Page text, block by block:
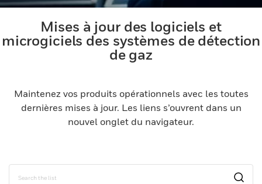
Mises à jour des logiciels et
microgiciels des systèmes de détection
de gaz
Maintenez vos produits opérationnels avec les toutes
dernières mises à jour. Les liens s’ouvrent dans un
nouvel onglet du navigateur.